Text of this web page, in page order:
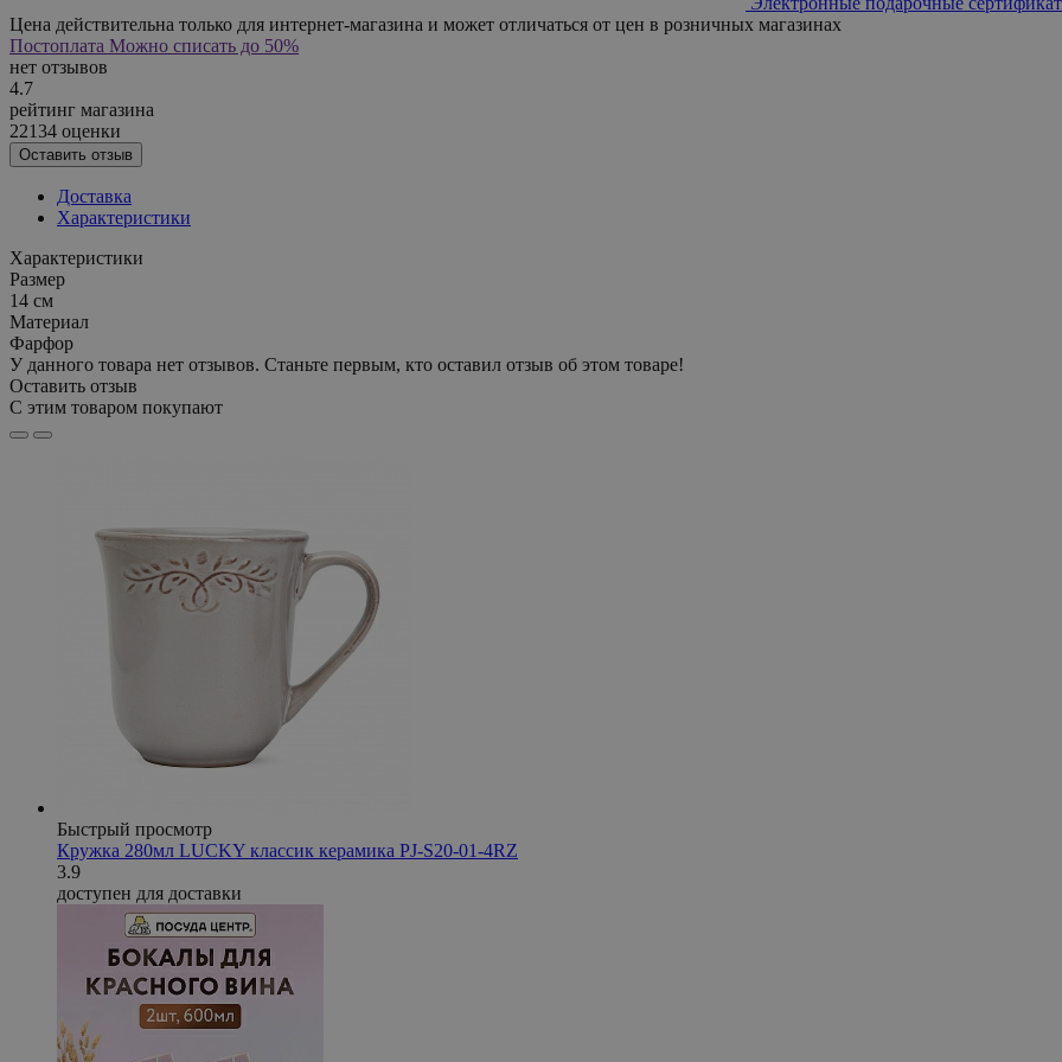
Цена действительна только для интернет-магазина и может отличаться от цен в розничных магазинах
Постоплата Можно списать до 50%
нет отзывов
4.7
рейтинг магазина
22134 оценки
Оставить отзыв
Доставка
Характеристики
Характеристики
Размер
14 см
Материал
Фарфор
У данного товара нет отзывов. Станьте первым, кто оставил отзыв об этом товаре!
Оставить отзыв
С этим товаром покупают
Быстрый просмотр
Кружка 280мл LUCKY классик керамика PJ-S20-01-4RZ
3.9
доступен для доставки